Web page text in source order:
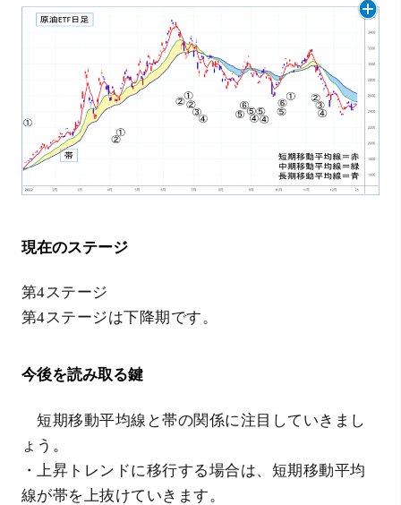
現在のステージ
第4ステージ
第4ステージは下降期です。
今後を読み取る鍵
短期移動平均線と帯の関係に注目していきまし
ょう。
・上昇トレンドに移行する場合は、短期移動平均
線が帯を上抜けていきます。